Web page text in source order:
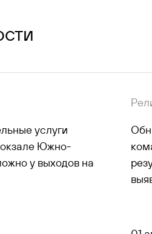
услуги
Южно-
у выходов на